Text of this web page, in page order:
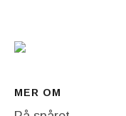
MER OM